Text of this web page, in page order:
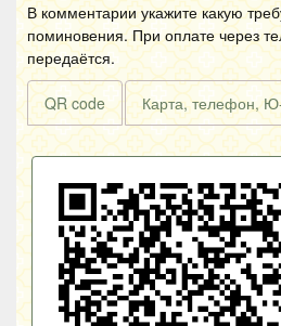
В комментарии укажите какую
поминовения. При оплате через
передаётся.
QR code Карта, телефон,